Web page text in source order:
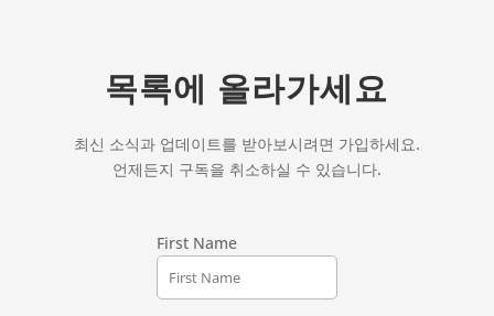
목록에 올라가세요
최신 소식과 업데이트를 받아보시려면 가입하세요.
언제든지 구독을 취소하실 수 있습니다.
First Name